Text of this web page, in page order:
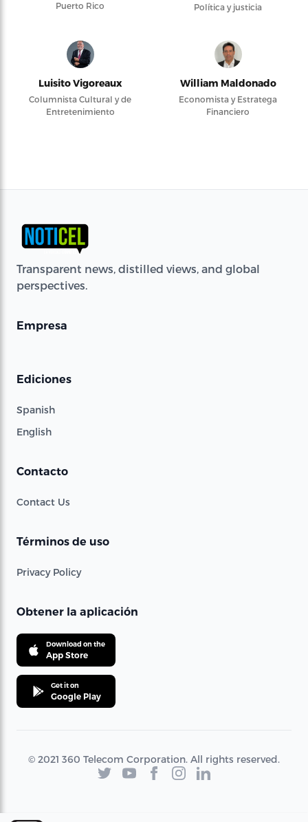
Puerto Rico
Política y justicia
Luisito Vigoreaux
Columnista Cultural y de
Entretenimiento
William Maldonado
Economista y Estratega
Financiero
Transparent news, distilled views, and global
perspectives.
Empresa
Ediciones
Spanish
English
Contacto
Contact Us
Términos de uso
Privacy Policy
Obtener la aplicación
Download on the
App Store
Get it on
Google Play
© 2021 360 Telecom Corporation. All rights reserved.